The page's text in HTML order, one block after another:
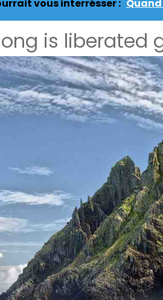
vous interrésser : Quand
is liberated